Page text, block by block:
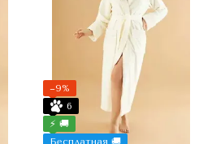
−9%
6
⚡ 🚚